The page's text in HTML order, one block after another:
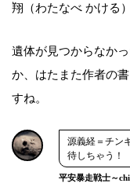
翔（わたなべ かける
遺体が見つからなか
か、はたまた作者の
すね。
源義経＝チン
待しちゃう！
平安暴走戦士～